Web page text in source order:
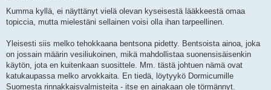
s
Kumma kyllä, ei näyttänyt vielä olevan kyseisestä lääkkeestä omaa
topiccia, mutta mielestäni sellainen voisi olla ihan tarpeellinen.
Yleisesti siis melko tehokkaana bentsona pidetty. Bentsoista ainoa, joka
on jossain määrin vesiliukoinen, mikä mahdollistaa suonensisäisenkin
käytön, jota en kuitenkaan suosittele. Mm. tästä johtuen nämä ovat
katukaupassa melko arvokkaita. En tiedä, löytyykö Dormicumille
Suomesta rinnakkaisvalmisteita - itse en ainakaan ole törmännyt.